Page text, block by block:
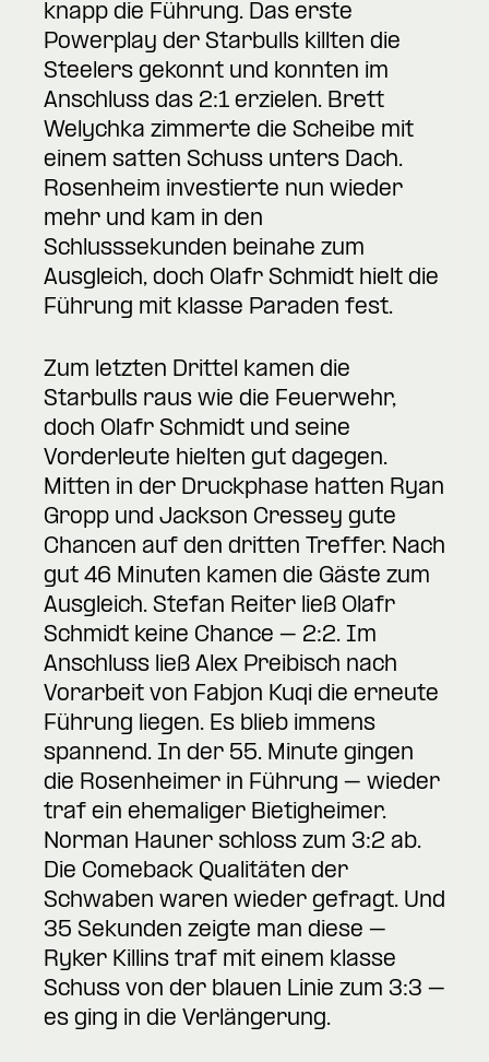
knapp die Führung. Das erste
Powerplay der Starbulls killten die
Steelers gekonnt und konnten im
Anschluss das 2:1 erzielen. Brett
Welychka zimmerte die Scheibe mit
einem satten Schuss unters Dach.
Rosenheim investierte nun wieder
mehr und kam in den
Schlusssekunden beinahe zum
Ausgleich, doch Olafr Schmidt hielt die
Führung mit klasse Paraden fest.
Zum letzten Drittel kamen die
Starbulls raus wie die Feuerwehr,
doch Olafr Schmidt und seine
Vorderleute hielten gut dagegen.
Mitten in der Druckphase hatten Ryan
Gropp und Jackson Cressey gute
Chancen auf den dritten Treffer. Nach
gut 46 Minuten kamen die Gäste zum
Ausgleich. Stefan Reiter ließ Olafr
Schmidt keine Chance – 2:2. Im
Anschluss ließ Alex Preibisch nach
Vorarbeit von Fabjon Kuqi die erneute
Führung liegen. Es blieb immens
spannend. In der 55. Minute gingen
die Rosenheimer in Führung – wieder
traf ein ehemaliger Bietigheimer.
Norman Hauner schloss zum 3:2 ab.
Die Comeback Qualitäten der
Schwaben waren wieder gefragt. Und
35 Sekunden zeigte man diese –
Ryker Killins traf mit einem klasse
Schuss von der blauen Linie zum 3:3 –
es ging in die Verlängerung.